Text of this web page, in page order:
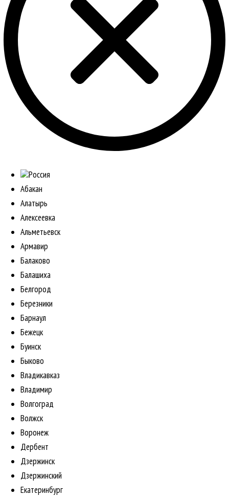
Россия
Абакан
Алатырь
Алексеевка
Альметьевск
Армавир
Балаково
Балашиха
Белгород
Березники
Барнаул
Бежецк
Буинск
Быково
Владикавказ
Владимир
Волгоград
Волжск
Воронеж
Дербент
Дзержинск
Дзержинский
Екатеринбург